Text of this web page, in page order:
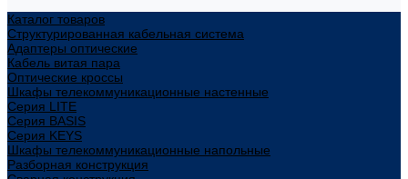
Каталог товаров
Структурированная кабельная система
Адаптеры оптические
Кабель витая пара
Оптические кроссы
Шкафы телекоммуникационные настенные
Cерия LITE
Cерия BASIS
Cерия KEYS
Шкафы телекоммуникационные напольные
Разборная конструкция